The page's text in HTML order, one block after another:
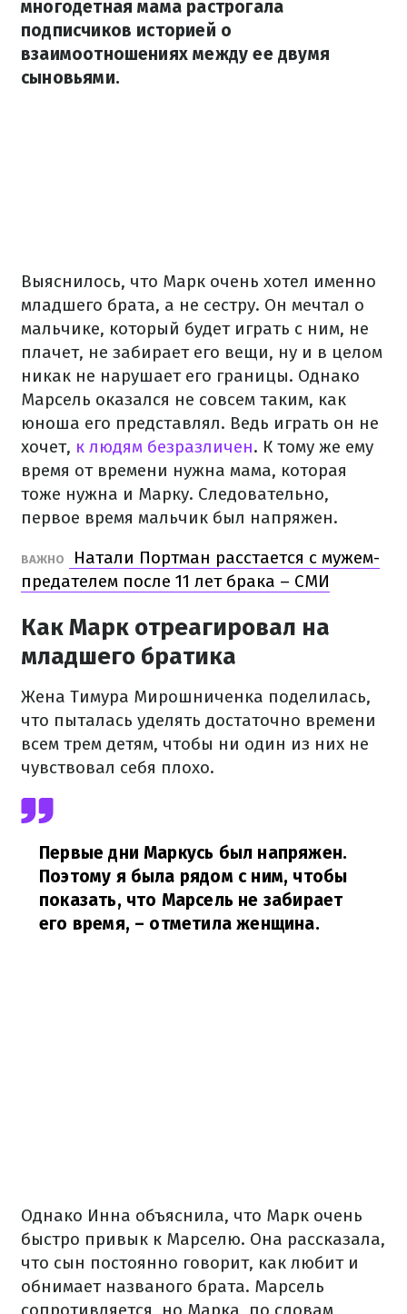
многодетная мама растрогала
подписчиков историей о
взаимоотношениях между ее двумя
сыновьями.
Выяснилось, что Марк очень хотел именно
младшего брата, а не сестру. Он мечтал о
мальчике, который будет играть с ним, не
плачет, не забирает его вещи, ну и в целом
никак не нарушает его границы. Однако
Марсель оказался не совсем таким, как
юноша его представлял. Ведь играть он не
хочет, к людям безразличен. К тому же ему
время от времени нужна мама, которая
тоже нужна и Марку. Следовательно,
первое время мальчик был напряжен.
ВАЖНО
Натали Портман расстается с мужем-
предателем после 11 лет брака – СМИ
Как Марк отреагировал на
младшего братика
Жена Тимура Мирошниченка поделилась,
что пыталась уделять достаточно времени
всем трем детям, чтобы ни один из них не
чувствовал себя плохо.
Первые дни Маркусь был напряжен.
Поэтому я была рядом с ним, чтобы
показать, что Марсель не забирает
его время, – отметила женщина.
Однако Инна объяснила, что Марк очень
быстро привык к Марселю. Она рассказала,
что сын постоянно говорит, как любит и
обнимает названого брата. Марсель